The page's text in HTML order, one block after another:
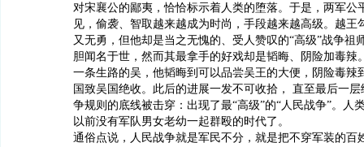
对宋襄公的鄙夷，恰恰标示着人类的堕落。于是，两军公
见，偷袭、智取越来越成为时尚，手段越来越高级。越王
又无勇，但他却是当之无愧的、受人赞叹的“高级”战争祖
胆闻名于世，然而其最拿手的好戏却是韬晦、阴险加毒辣
一条生路的吴，他韬晦到可以品尝吴王的大便，阴险毒辣
国致吴国绝收。此后的进展一发不可收拾， 直至最后一
争规则的底线被击穿：出现了最“高级”的“人民战争”。人
以前没有军队男女老幼一起群殴的时代了。
通俗点说，人民战争就是军民不分，就是把不穿军装的百